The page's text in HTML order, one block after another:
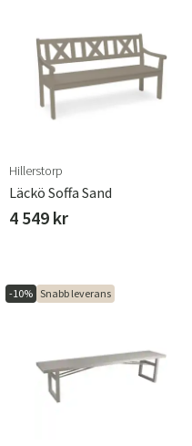
Hillerstorp
Läckö Soffa Sand
4 549 kr
-10% Snabb leverans